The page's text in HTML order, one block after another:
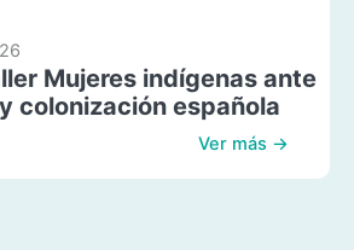
Mujeres indígenas ante
colonización española
Ver más →